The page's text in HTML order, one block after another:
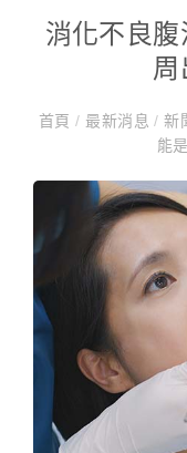
消化不良
周
首頁/ 最新消息/ 新
能